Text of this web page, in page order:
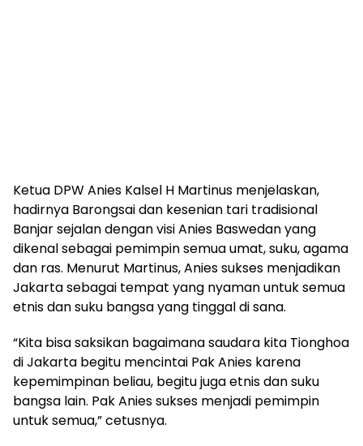
Ketua DPW Anies Kalsel H Martinus menjelaskan,
hadirnya Barongsai dan kesenian tari tradisional
Banjar sejalan dengan visi Anies Baswedan yang
dikenal sebagai pemimpin semua umat, suku, agama
dan ras. Menurut Martinus, Anies sukses menjadikan
Jakarta sebagai tempat yang nyaman untuk semua
etnis dan suku bangsa yang tinggal di sana.
“Kita bisa saksikan bagaimana saudara kita Tionghoa
di Jakarta begitu mencintai Pak Anies karena
kepemimpinan beliau, begitu juga etnis dan suku
bangsa lain. Pak Anies sukses menjadi pemimpin
untuk semua,” cetusnya.